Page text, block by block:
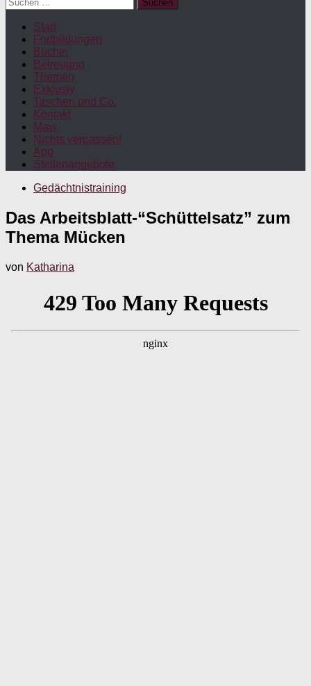
nach:
Start
Fortbildungen
Bücher
Betreuung
Themen
Exklusiv
Taschen und Co.
Kontakt
Maw
Nichts verpassen!
App
Stellenangebote
Gedächtnistraining
Das Arbeitsblatt-“Schüttelsatz” zum
Thema Mücken
von Katharina